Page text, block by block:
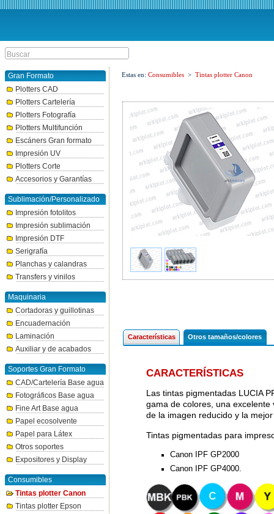
Gran Formato
Plotters CAD
Plotters Cartelería
Plotters Fotografía
Plotters Multifunción
Escáners Gran formato
Impresión UV
Plotters Corte
Accesorios y Garantías
Sublimación/Personalizado
Impresión fotolitos
Impresión sublimación
Impresión DTF
Serigrafía
Planchas y calandras
Transfers y vinilos
Maquinaria
Cortadoras y guillotinas
Encuadernación
Laminación
Auxiliar y de acabados
Soportes Gran Formato
CAD/Cartelería Base agua
Fotográficos Base agua
Fine Art Base agua
Papel ecosolvente
Papel para Látex
Otros soportes
Expositores y Display
Consumibles
Tintas plotter Canon
Tintas plotter Epson
Estas en: Consumibles > Tintas plotter Canon
Características Otros tamaños/colores
CARACTERÍSTICAS
Las tintas pigmentadas LUCIA
gama de colores, una
de la imagen reducido y la
Tintas pigmentadas para
Canon IPF GP2000
Canon IPF GP4000.